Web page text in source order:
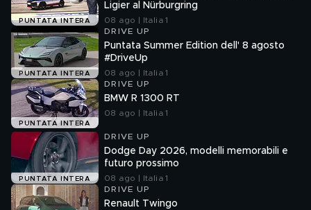
PUNTATA INTERA
Ligier al Nürburgring
08 ago | Italia 1
PUNTATA INTERA
DRIVE UP
Puntata Summer Edition dell' 8 agosto
#DriveUp
08 ago | Italia 1
PUNTATA INTERA
DRIVE UP
BMW R 1300 RT
08 ago | Italia 1
PUNTATA INTERA
DRIVE UP
Dodge Day 2026, modelli memorabili e
futuro prossimo
08 ago | Italia 1
DRIVE UP
Renault Twingo